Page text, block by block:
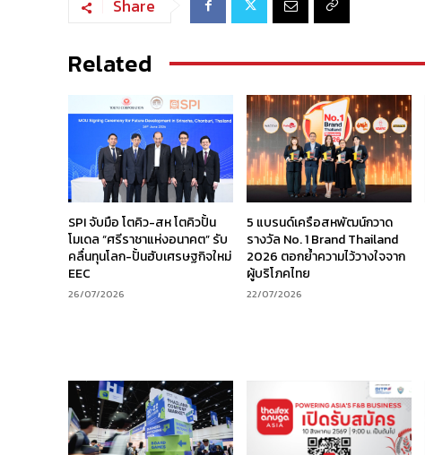
Share
Related
SPI จับมือ โตคิว-สห โตคิวปั้น
โมเดล “ศรีราชาแห่งอนาคต” รับ
คลื่นทุนโลก-ปั้นฮับเศรษฐกิจใหม่
EEC
26/07/2026
5 แบรนด์เครือสหพัฒน์กวาด
รางวัล No. 1 Brand Thailand
2026 ตอกย้ำความไว้วางใจจาก
ผู้บริโภคไทย
22/07/2026